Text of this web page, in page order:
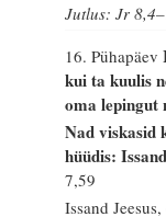
Jutlus: Jr
16. Pühapäev
kui ta kuulis
oma lepingut
Nad viskasid
hüüdis:
7,59
Issand